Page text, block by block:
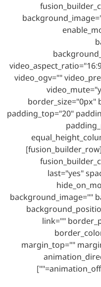
video_ogv=""
border_size="0px"
padding_top="20"
menu_anchor="" class="" id=""][fusion_builder_row]
last="yes"
background_image=""
link=""
margin_top=""
animation_offset="" class="" id="" min_height=""]